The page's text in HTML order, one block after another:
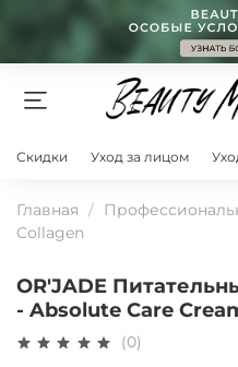
Скидки Уход за лицом
Главная
Collagen
OR'JADE
- Absolute Care
(0)